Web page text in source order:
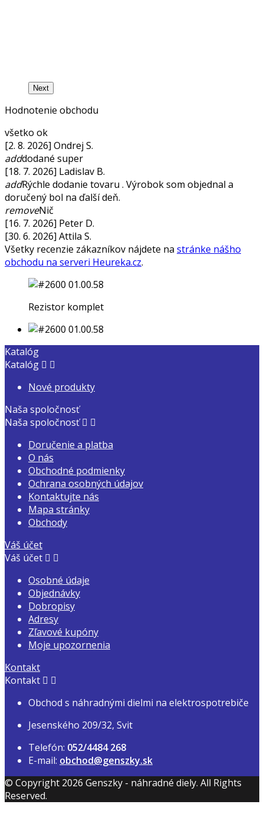
Next
Hodnotenie obchodu
všetko ok
[2. 8. 2026] Ondrej S.
adddodané super
[18. 7. 2026] Ladislav B.
addRýchle dodanie tovaru . Výrobok som objednal a
doručený bol na ďalší deň.
removeNič
[16. 7. 2026] Peter D.
[30. 6. 2026] Attila S.
Všetky recenzie zákazníkov nájdete na stránke nášho
obchodu na serveri Heureka.cz.
Rezistor komplet
Katalóg
Katalóg  
Nové produkty
Naša spoločnosť
Naša spoločnosť  
Doručenie a platba
O nás
Obchodné podmienky
Ochrana osobných údajov
Kontaktujte nás
Mapa stránky
Obchody
Váš účet
Váš účet  
Osobné údaje
Objednávky
Dobropisy
Adresy
Zľavové kupóny
Moje upozornenia
Kontakt
Kontakt  
Obchod s náhradnými dielmi na elektrospotrebiče
Jesenského 209/32, Svit
Telefón: 052/4484 268
E-mail: obchod@genszky.sk
© Copyright 2026 Genszky - náhradné diely. All Rights
Reserved.